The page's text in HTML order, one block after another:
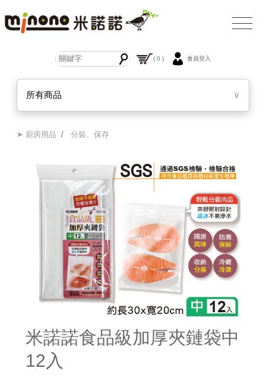
( 0 ) 會員登入
所有商品 ∨
➤ 廚房用品 /分裝、保存
米諾諾食品級加厚夾鏈袋中
12入